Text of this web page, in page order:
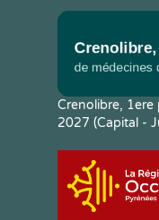
Crenolibre,
2027 (Capital -